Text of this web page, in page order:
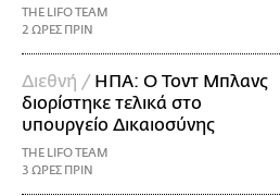
THE LIFO TEAM
2 ΩΡΕΣ ΠΡΙΝ
Διεθνή / ΗΠΑ: Ο Τοντ Μπλανς
διορίστηκε τελικά στο
υπουργείο Δικαιοσύνης
THE LIFO TEAM
3 ΩΡΕΣ ΠΡΙΝ